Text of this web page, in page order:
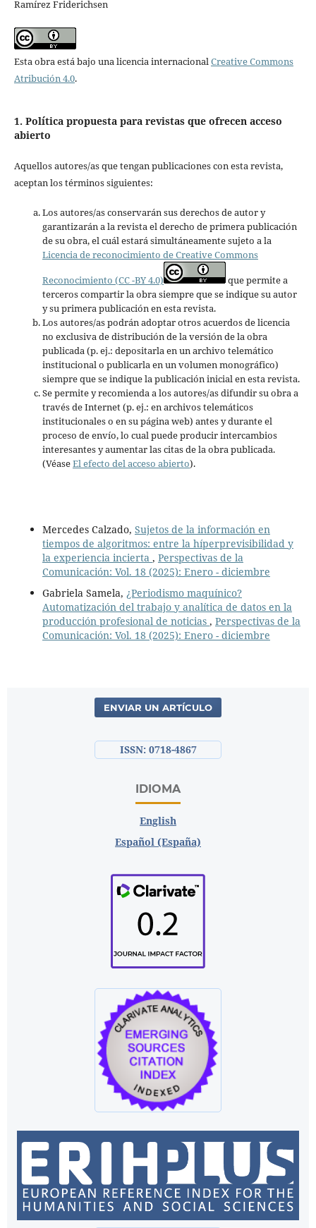
Ramírez Friderichsen
Esta obra está bajo una licencia internacional Creative Commons
Atribución 4.0.
1. Política propuesta para revistas que ofrecen acceso
abierto
Aquellos autores/as que tengan publicaciones con esta revista,
aceptan los términos siguientes:
Los autores/as conservarán sus derechos de autor y
garantizarán a la revista el derecho de primera publicación
de su obra, el cuál estará simultáneamente sujeto a la
Licencia de reconocimiento de Creative Commons
Reconocimiento (CC -BY 4.0)
que permite a
terceros compartir la obra siempre que se indique su autor
y su primera publicación en esta revista.
Los autores/as podrán adoptar otros acuerdos de licencia
no exclusiva de distribución de la versión de la obra
publicada (p. ej.: depositarla en un archivo telemático
institucional o publicarla en un volumen monográfico)
siempre que se indique la publicación inicial en esta revista.
Se permite y recomienda a los autores/as difundir su obra a
través de Internet (p. ej.: en archivos telemáticos
institucionales o en su página web) antes y durante el
proceso de envío, lo cual puede producir intercambios
interesantes y aumentar las citas de la obra publicada.
(VéaseEl efecto del acceso abierto).
Mercedes Calzado, Sujetos de la información en
tiempos de algoritmos: entre la híperprevisibilidad y
la experiencia incierta , Perspectivas de la
Comunicación: Vol. 18 (2025): Enero - diciembre
Gabriela Samela, ¿Periodismo maquínico?
Automatización del trabajo y analítica de datos en la
producción profesional de noticias , Perspectivas de la
Comunicación: Vol. 18 (2025): Enero - diciembre
ENVIAR UN ARTÍCULO
ISSN: 0718-4867
IDIOMA
English
Español (España)